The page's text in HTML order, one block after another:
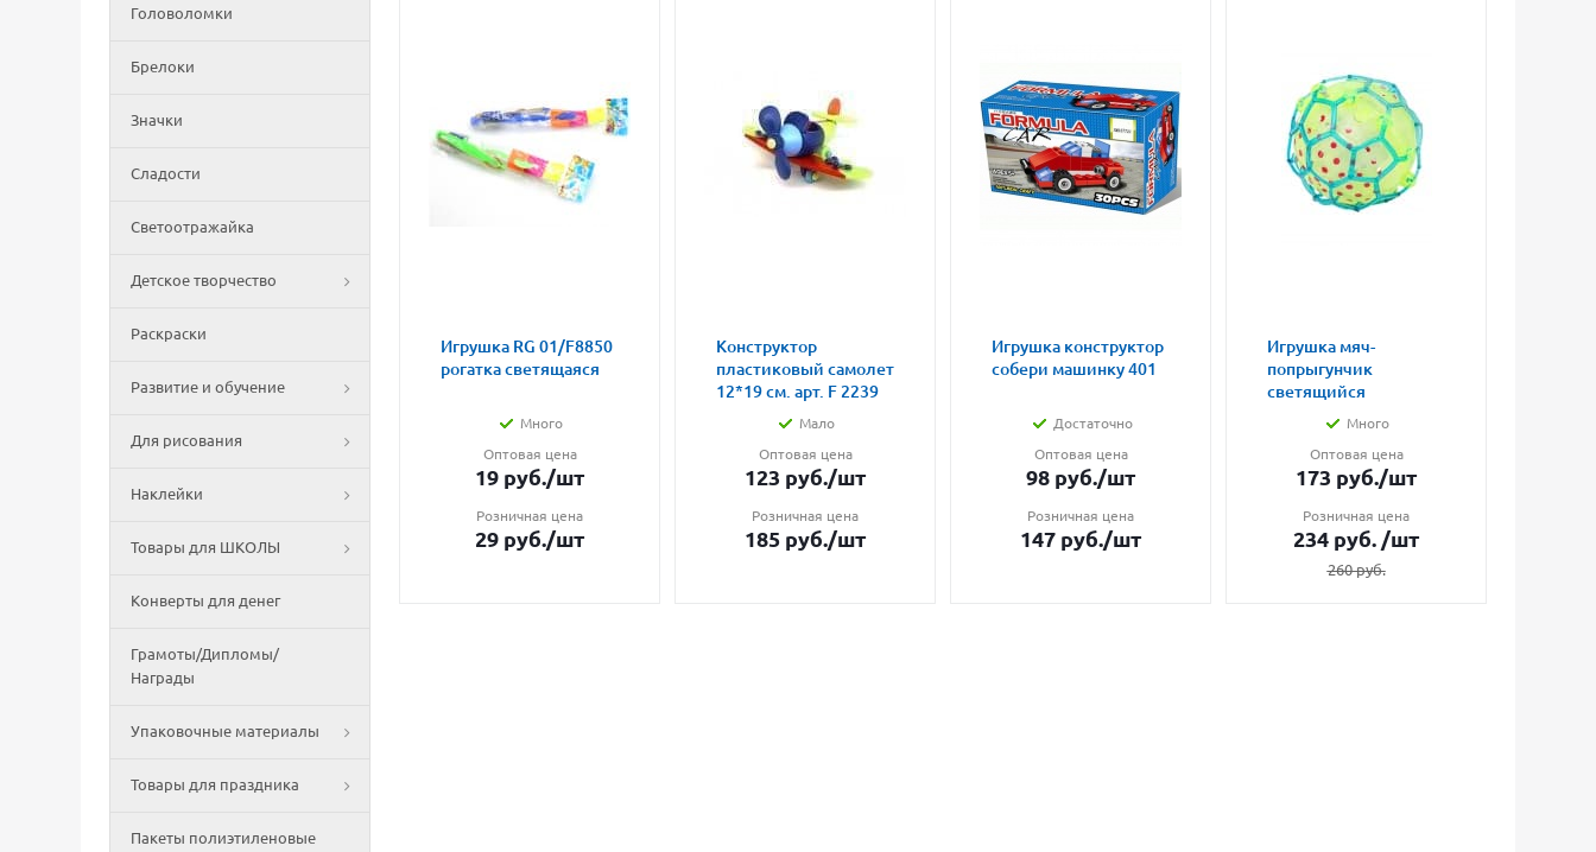
Головоломки
Брелоки
Значки
Сладости
Светоотражайка
Детское творчество
Раскраски
Развитие и обучение
Для рисования
Наклейки
Товары для ШКОЛЫ
Конверты для денег
Грамоты/Дипломы/
Награды
Упаковочные материалы
Товары для праздника
Пакеты полиэтиленовые
Игрушка RG 01/F8850
рогатка светящаяся
Много
Оптовая цена
19 руб./шт
Розничная цена
29 руб./шт
Конструктор
пластиковый самолет
12*19 см. арт. F 2239
Мало
Оптовая цена
123 руб./шт
Розничная цена
185 руб./шт
Игрушка конструктор
собери машинку 401
Достаточно
Оптовая цена
98 руб./шт
Розничная цена
147 руб./шт
Игрушка мяч-
попрыгунчик
светящийся
Много
Оптовая цена
173 руб./шт
Розничная цена
234 руб. /шт
260руб.